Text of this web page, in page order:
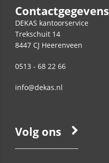
Contactgegevens
DEKAS kantoorservice
Trekschuit 14
8447 CJ Heerenveen
0513 - 68 22 66
info@dekas.nl
Volg ons